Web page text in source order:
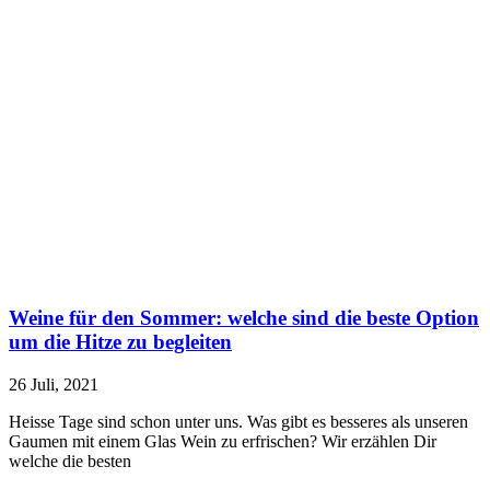
Weine für den Sommer: welche sind die beste Option
um die Hitze zu begleiten
26 Juli, 2021
Heisse Tage sind schon unter uns. Was gibt es besseres als unseren
Gaumen mit einem Glas Wein zu erfrischen? Wir erzählen Dir
welche die besten